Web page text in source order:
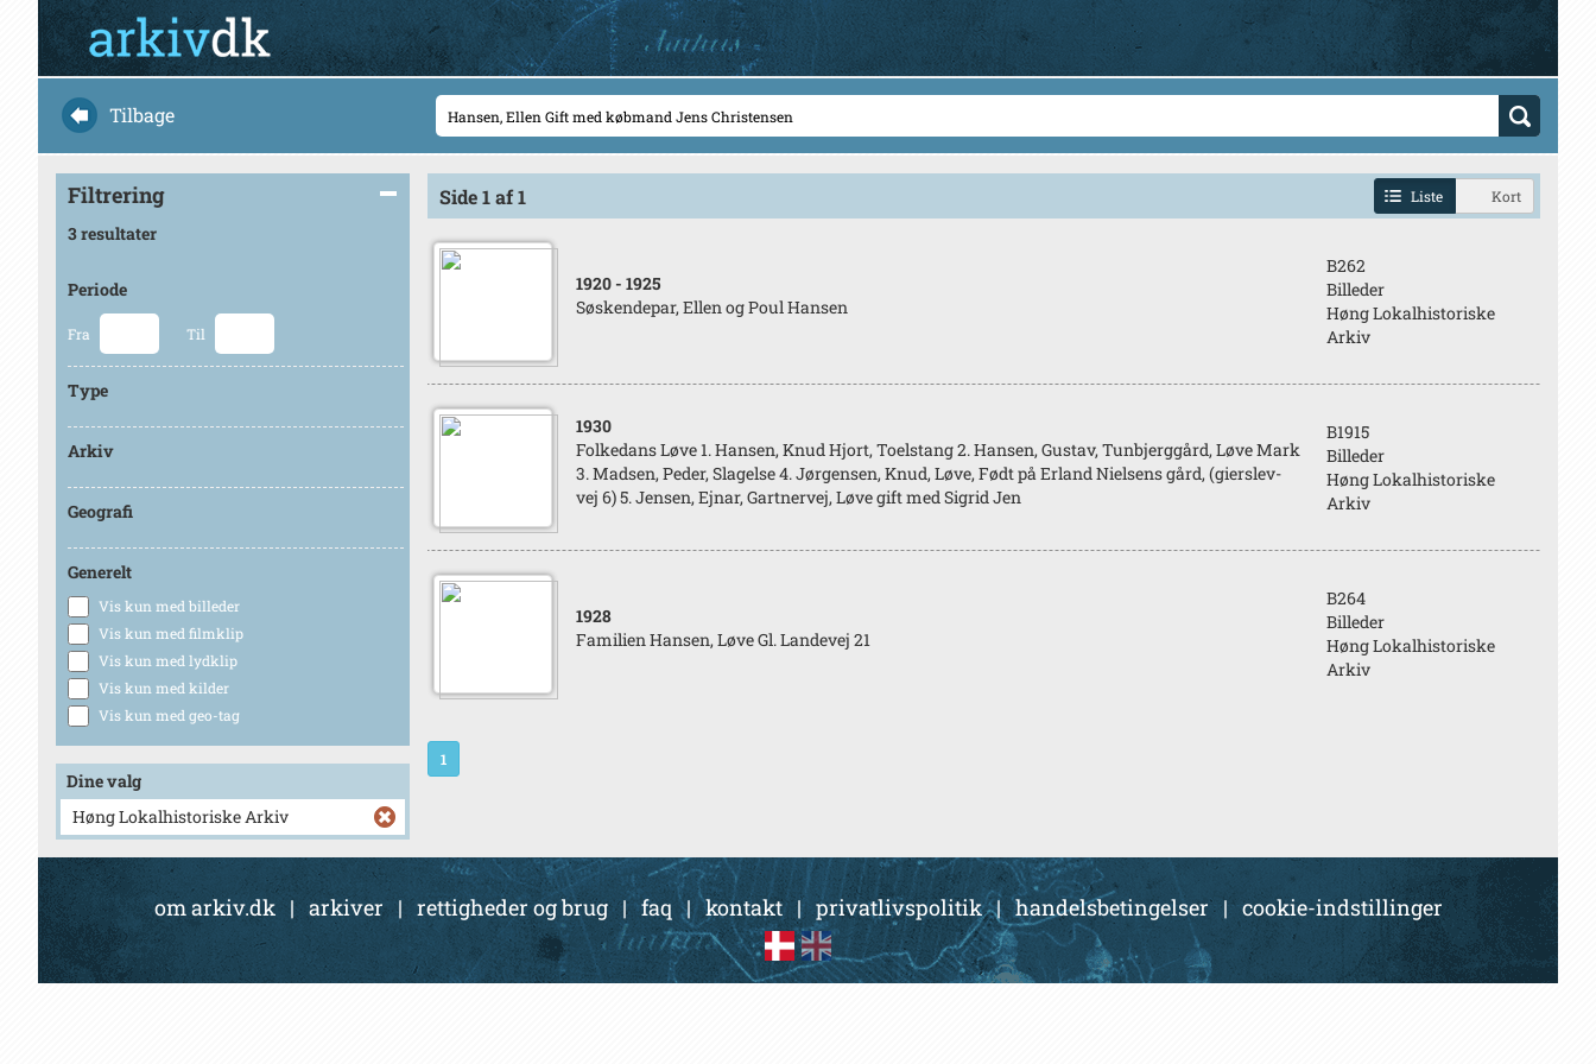
Tilbage
Filtrering
3 resultater
Periode
Fra Til
Type
Arkiv
Geografi
Generelt
Vis kun med billeder
Vis kun med filmklip
Vis kun med lydklip
Vis kun med kilder
Vis kun med geo-tag
Dine valg
Høng Lokalhistoriske Arkiv
Side 1 af 1 Liste Kort
1920 - 1925
Søskendepar, Ellen og Poul Hansen
B262
Billeder
Høng Lokalhistoriske
Arkiv
1930
Folkedans Løve 1. Hansen, Knud Hjort, Toelstang 2. Hansen, Gustav, Tunbjerggård, Løve Mark
3. Madsen, Peder, Slagelse 4. Jørgensen, Knud, Løve, Født på Erland Nielsens gård, (gierslev-
vej 6) 5. Jensen, Ejnar, Gartnervej, Løve gift med Sigrid Jen
B1915
Billeder
Høng Lokalhistoriske
Arkiv
1928
Familien Hansen, Løve Gl. Landevej 21
B264
Billeder
Høng Lokalhistoriske
Arkiv
1
om arkiv.dk | arkiver| rettigheder og brug|faq |kontakt| privatlivspolitik|handelsbetingelser | cookie-indstillinger